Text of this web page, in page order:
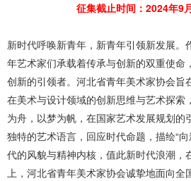
征集截止时间：2024年9
新时代呼唤新青年，新青年引领新发展。
年艺术家们承载着传承与创新的双重使命
创新的引领者。河北省青年美术家协会旨
在美术与设计领域的创新思维与艺术探索
为舟，以梦为帆，在国家艺术发展规划的
独特的艺术语言，回应时代命题，描绘“
代的风貌与精神内核，值此新时代浪潮，
上，河北省青年美术家协会诚挚地面向全